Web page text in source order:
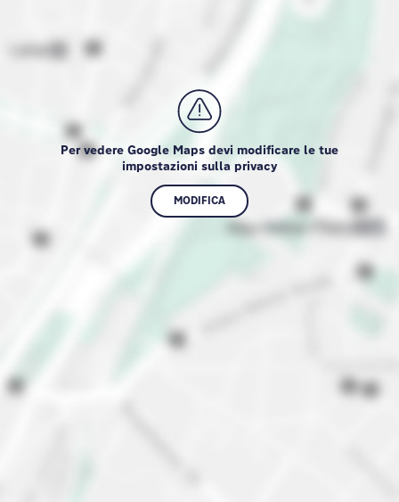
Per vedere Google Maps devi modificare le tue
impostazioni sulla privacy
MODIFICA